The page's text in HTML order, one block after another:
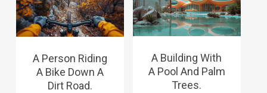
A Person Riding
A Bike Down A
Dirt Road.
A Building With
A Pool And Palm
Trees.